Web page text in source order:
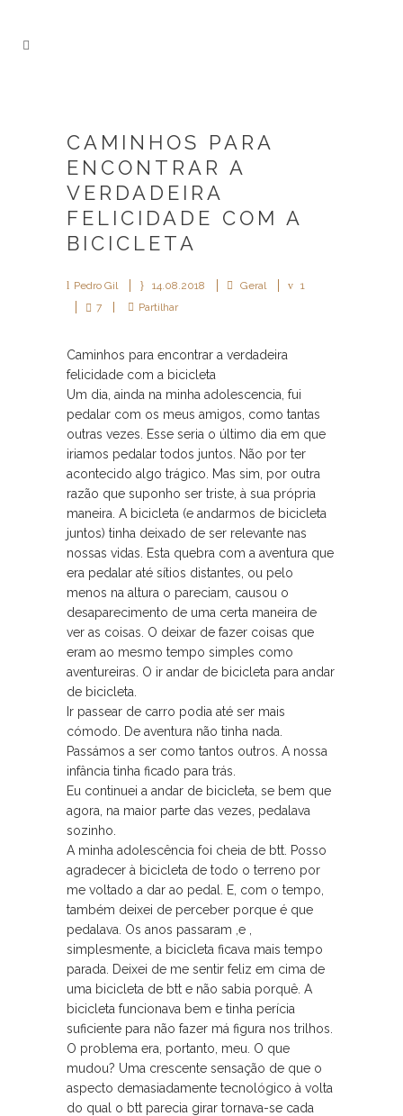
CAMINHOS PARA
ENCONTRAR A
VERDADEIRA
FELICIDADE COM A
BICICLETA
Pedro Gil 14.08.2018 Geral
1
7
Partilhar
Caminhos para encontrar a verdadeira
felicidade com a bicicleta
Um dia, ainda na minha adolescencia, fui
pedalar com os meus amigos, como tantas
outras vezes. Esse seria o último dia em que
iriamos pedalar todos juntos. Não por ter
acontecido algo trágico. Mas sim, por outra
razão que suponho ser triste, à sua própria
maneira. A bicicleta (e andarmos de bicicleta
juntos) tinha deixado de ser relevante nas
nossas vidas. Esta quebra com a aventura que
era pedalar até sítios distantes, ou pelo
menos na altura o pareciam, causou o
desaparecimento de uma certa maneira de
ver as coisas. O deixar de fazer coisas que
eram ao mesmo tempo simples como
aventureiras. O ir andar de bicicleta para andar
de bicicleta.
Ir passear de carro podia até ser mais
cómodo. De aventura não tinha nada.
Passámos a ser como tantos outros. A nossa
infância tinha ficado para trás.
Eu continuei a andar de bicicleta, se bem que
agora, na maior parte das vezes, pedalava
sozinho.
A minha adolescência foi cheia de btt. Posso
agradecer à bicicleta de todo o terreno por
me voltado a dar ao pedal. E, com o tempo,
também deixei de perceber porque é que
pedalava. Os anos passaram ,e ,
simplesmente, a bicicleta ficava mais tempo
parada. Deixei de me sentir feliz em cima de
uma bicicleta de btt e não sabia porquê. A
bicicleta funcionava bem e tinha perícia
suficiente para não fazer má figura nos trilhos.
O problema era, portanto, meu. O que
mudou? Uma crescente sensação de que o
aspecto demasiadamente tecnológico à volta
do qual o btt parecia girar tornava-se cada